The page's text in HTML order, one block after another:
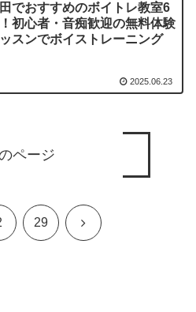
でおすすめのボイトレ教室6
初心者・音痴歓迎の無料体験
スンでボイストレーニング
2025.06.23
ページ
29 次